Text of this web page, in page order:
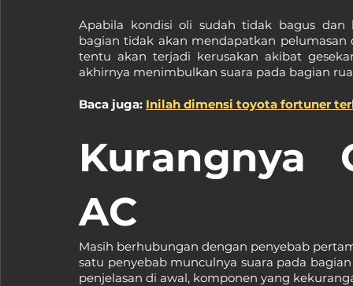
Apabila kondisi oli sudah tidak bagus
bagian tidak akan mendapatkan
tentu akan terjadi kerusakan akibat
akhirnya menimbulkan suara pada bagian
Baca juga: Inilah dimensi toyota fortuner
Kurangnya
AC
Masih berhubungan dengan penyebab
satu penyebab munculnya suara pada
penjelasan di awal, komponen yang